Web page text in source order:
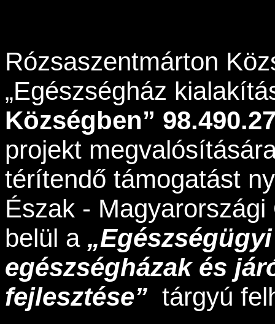
Rózsaszentmárton
„Egészségház
Községben”
projekt
térítendő támogatást
Észak -
belül a „Egészségü
egészségházak és jár
fejlesztése” tárgyú